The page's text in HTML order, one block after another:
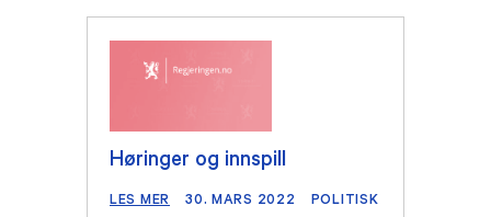
Høringer og innspill
LES MER 30. MARS 2022 POLITISK